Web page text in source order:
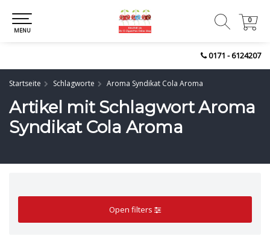
0171 - 6124207
0
0
MENU
Startseite Schlagworte Aroma Syndikat Cola Aroma
Artikel mit Schlagwort Aroma
Syndikat Cola Aroma
Open filters